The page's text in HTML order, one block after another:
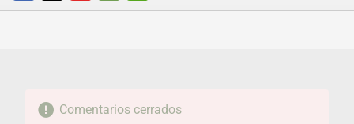
FACEBOOKTWITTERFLIPBOARD
E-
WHATSAPP
Comentarios cerrados